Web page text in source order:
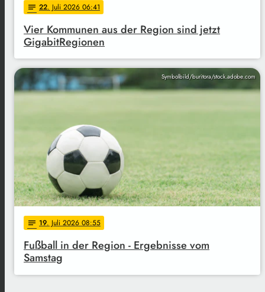
notes 22. Juli 2026 06:41
Vier Kommunen aus der Region sind jetzt
GigabitRegionen
Symbolbild/buritora/stock.adobe.com
notes 19. Juli 2026 08:55
Fußball in der Region - Ergebnisse vom
Samstag